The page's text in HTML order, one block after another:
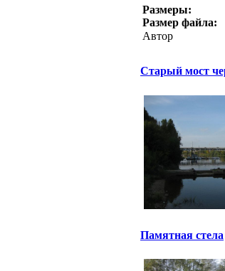
Размеры:
Размер файла:
Автор
Старый мост
Памятная стела